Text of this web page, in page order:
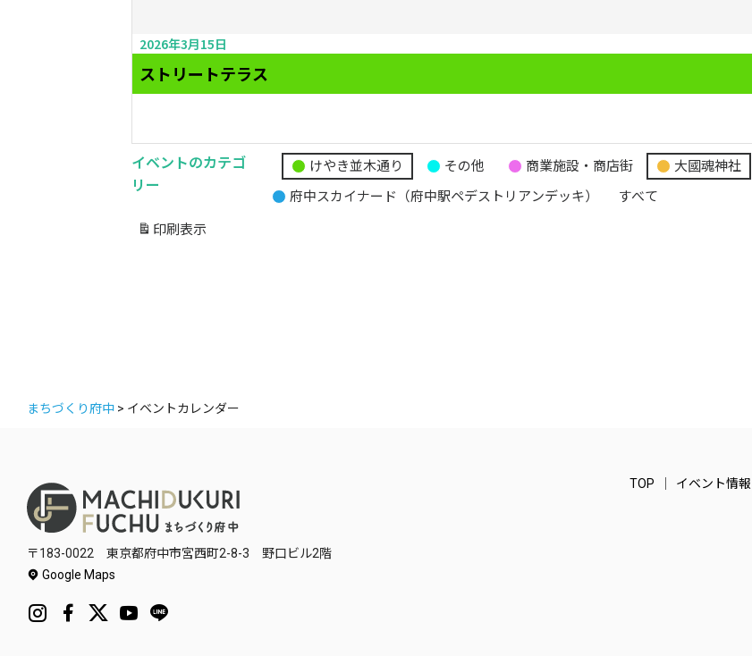
2026年3月15日
ストリートテラス
イベントのカテゴ
リー
題
けやき並木通り その他 商業施設・商店街
大國魂神社
府中スカイナード（府中駅ペデストリアンデッキ）
すべて
印刷 表示
まちづくり府中 > イベントカレンダー
〒183-0022 東京都府中市宮西町2-8-3 野口ビル2階
Google Maps
TOP イベント情報